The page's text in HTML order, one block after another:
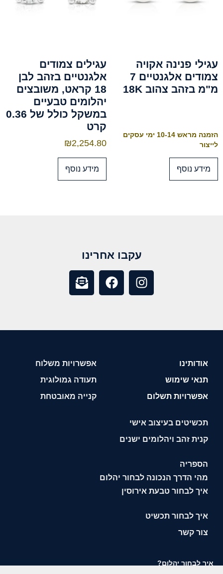
עגילי פנינה אקויה
צמודים אלגנטיים 7
מ"מ בזהב צהוב 18K
הזמנה מראש 10-14 ימי עסקים
לייצור
מידע נוסף
עגילים צמודים
אלגנטיים בזהב לבן
18 קראט, משובצים
יהלומים טבעיים
במשקל כולל של 0.36
קרט
₪2,254.80
מידע נוסף
עקבו אחרינו
אודותינו
תנאי שימוש
אפשרויות תשלום
אפשרויות משלוח
תעודה גמולוגית
קנייה מאובטחת
תכשיטים בעיצוב אישי
קנית זהב ויהלומים ישנים
הספריה
מהי הדרך הנכונה לבחור יהלום
איך לבחור טבעת אירוסין
איך לבחור תכשיט
צור קשר
איך לבחור יהלום?